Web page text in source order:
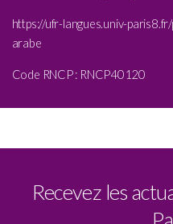
https://ufr-langues.univ-
arabe
Code RNCP : RNCP40120
Recevez les